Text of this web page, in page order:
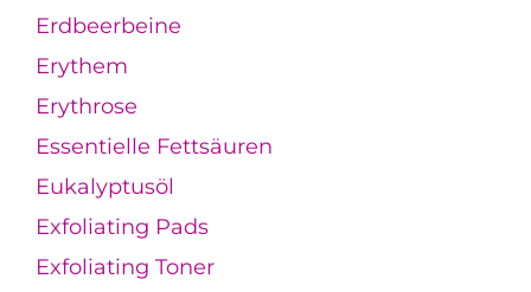
Erdbeerbeine
Erythem
Erythrose
Essentielle Fettsäuren
Eukalyptusöl
Exfoliating Pads
Exfoliating Toner